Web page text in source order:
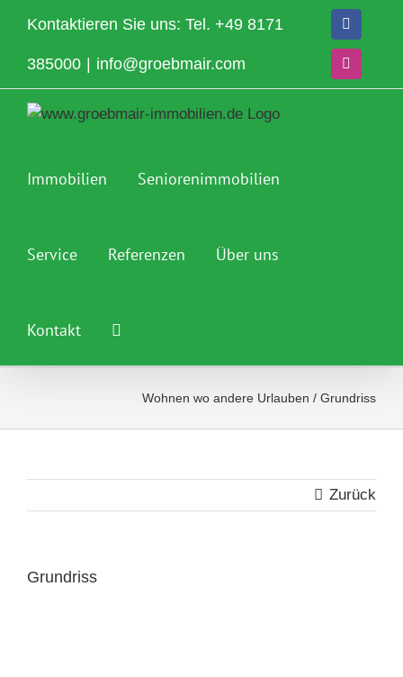
Inhalt
springen
Kontaktieren Sie uns: Tel. +49 8171
385000 info@groebmair.com
Facebook
Instagram
Immobilien Seniorenimmobilien
Service Referenzen Über uns
Kontakt
Wohnen wo andere Urlauben / Grundriss
Zurück
Grundriss